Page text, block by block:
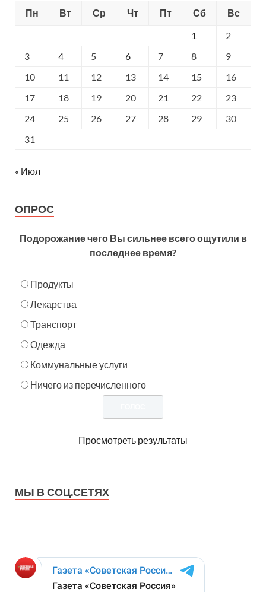
Пн
Вт Ср Чт Пт Сб
Вс
1
2
3
4 5 6 7 8
9
10
11 12 13 14 15
16
17
18 19 20 21 22
23
24
25 26 27 28 29
30
31
« Июл
ОПРОС
Подорожание чего Вы сильнее всего ощутили в
последнее время?
Продукты
Лекарства
Транспорт
Одежда
Коммунальные услуги
Ничего из перечисленного
Просмотреть результаты
МЫ В СОЦ.СЕТЯХ